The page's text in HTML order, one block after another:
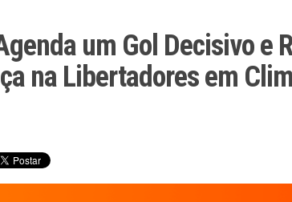
um Gol Decisivo e
na Libertadores em